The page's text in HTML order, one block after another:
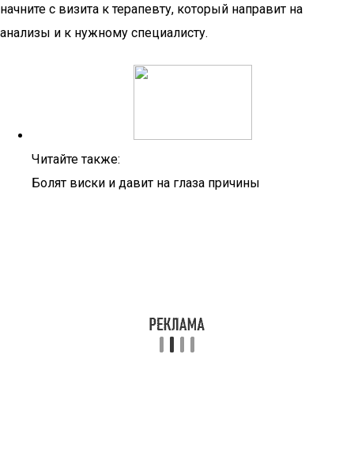
начните с визита к терапевту, который направит на
анализы и к нужному специалисту.
Читайте также:
Болят виски и давит на глаза причины